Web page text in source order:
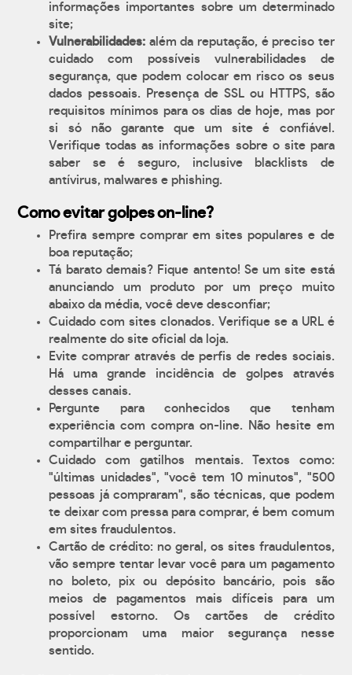
informações importantes sobre um determinado
site;
Vulnerabilidades: além da reputação, é preciso ter
cuidado com possíveis vulnerabilidades de
segurança, que podem colocar em risco os seus
dados pessoais. Presença de SSL ou HTTPS, são
requisitos mínimos para os dias de hoje, mas por
si só não garante que um site é confiável.
Verifique todas as informações sobre o site para
saber se é seguro, inclusive blacklists de
antívirus, malwares e phishing.
Como evitar golpes on-line?
Prefira sempre comprar em sites populares e de
boa reputação;
Tá barato demais? Fique antento! Se um site está
anunciando um produto por um preço muito
abaixo da média, você deve desconfiar;
Cuidado com sites clonados. Verifique se a URL é
realmente do site oficial da loja.
Evite comprar através de perfis de redes sociais.
Há uma grande incidência de golpes através
desses canais.
Pergunte para conhecidos que tenham
experiência com compra on-line. Não hesite em
compartilhar e perguntar.
Cuidado com gatilhos mentais. Textos como:
"últimas unidades", "você tem 10 minutos", "500
pessoas já compraram", são técnicas, que podem
te deixar com pressa para comprar, é bem comum
em sites fraudulentos.
Cartão de crédito: no geral, os sites fraudulentos,
vão sempre tentar levar você para um pagamento
no boleto, pix ou depósito bancário, pois são
meios de pagamentos mais difíceis para um
possível estorno. Os cartões de crédito
proporcionam uma maior segurança nesse
sentido.